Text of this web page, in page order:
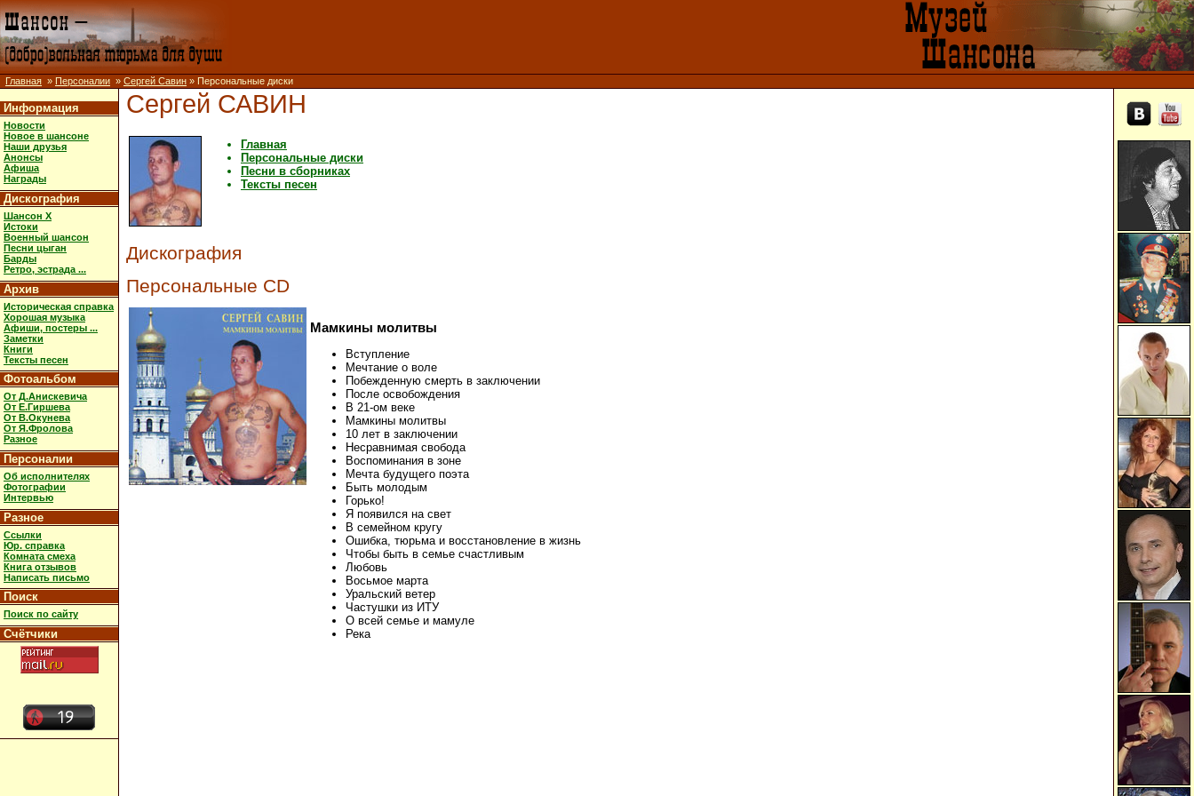
Главная » Персоналии » Сергей Савин » Персональные диски
Информация
Новости
Новое в шансоне
Наши друзья
Анонсы
Афиша
Награды
Дискография
Шансон X
Истоки
Военный шансон
Песни цыган
Барды
Ретро, эстрада ...
Архив
Историческая справка
Хорошая музыка
Афиши, постеры ...
Заметки
Книги
Тексты песен
Фотоальбом
От Д.Анискевича
От Е.Гиршева
От В.Окунева
От Я.Фролова
Разное
Персоналии
Об исполнителях
Фотографии
Интервью
Разное
Ссылки
Юр. справка
Комната смеха
Книга отзывов
Написать письмо
Поиск
Поиск по сайту
Счётчики
Сергей САВИН
Главная
Персональные диски
Песни в сборниках
Тексты песен
Дискография
Персональные CD
Мамкины молитвы
Вступление
Мечтание о воле
Побежденную смерть в заключении
После освобождения
В 21-ом веке
Мамкины молитвы
10 лет в заключении
Несравнимая свобода
Воспоминания в зоне
Мечта будущего поэта
Быть молодым
Горько!
Я появился на свет
В семейном кругу
Ошибка, тюрьма и восстановление в жизнь
Чтобы быть в семье счастливым
Любовь
Восьмое марта
Уральский ветер
Частушки из ИТУ
О всей семье и мамуле
Река